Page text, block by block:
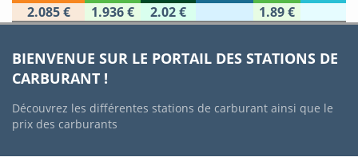
2.085 €
1.936 € 2.02 € 1.89 €
BIENVENUE SUR LE PORTAIL DES STATIONS DE
CARBURANT !
Découvrez les différentes stations de carburant ainsi que le
prix des carburants